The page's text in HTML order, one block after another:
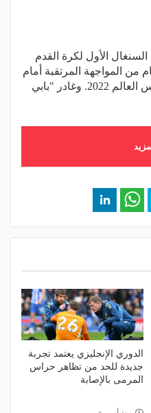
الأول لكرة القدم
من المواجهة المرتقبة أمام
منتخب مصر ضمن تصفيات كأس العالم 2022. وغادر "بابي
الدوري الإنجليزي يعتمد تجربة
جديدة للحد من تظاهر حراس
المرمى بالإصابة